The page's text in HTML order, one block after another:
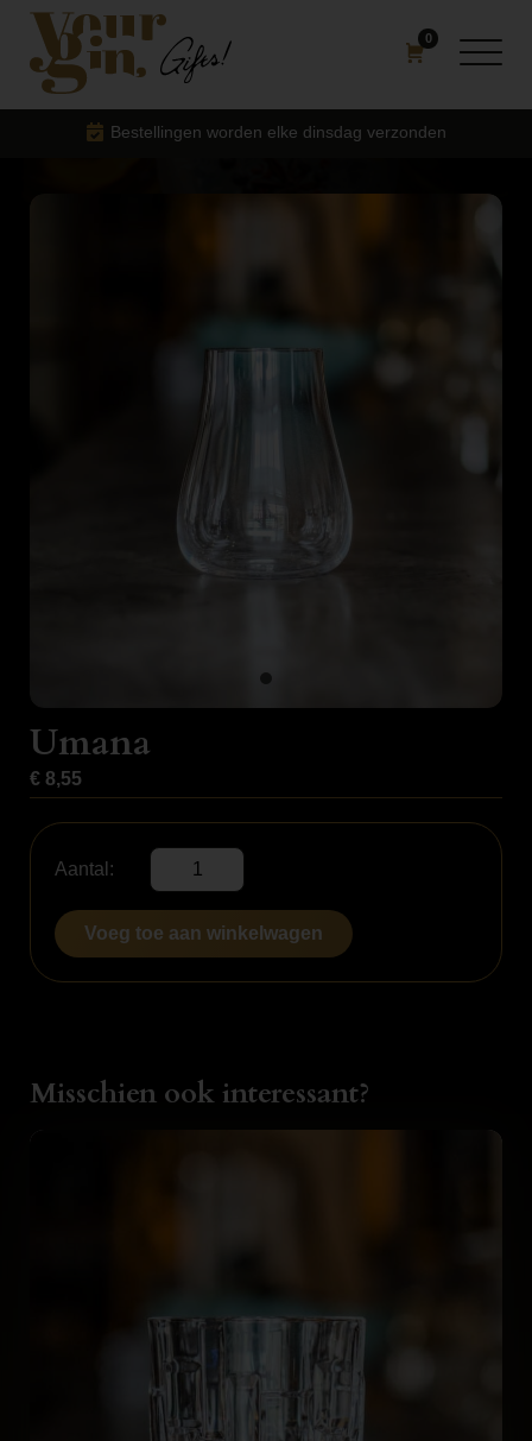
0
Bestellingen worden elke dinsdag verzonden
Umana
€ 8,55
Aantal:
Umana
aantal
Voeg toe aan winkelwagen
Misschien ook interessant?